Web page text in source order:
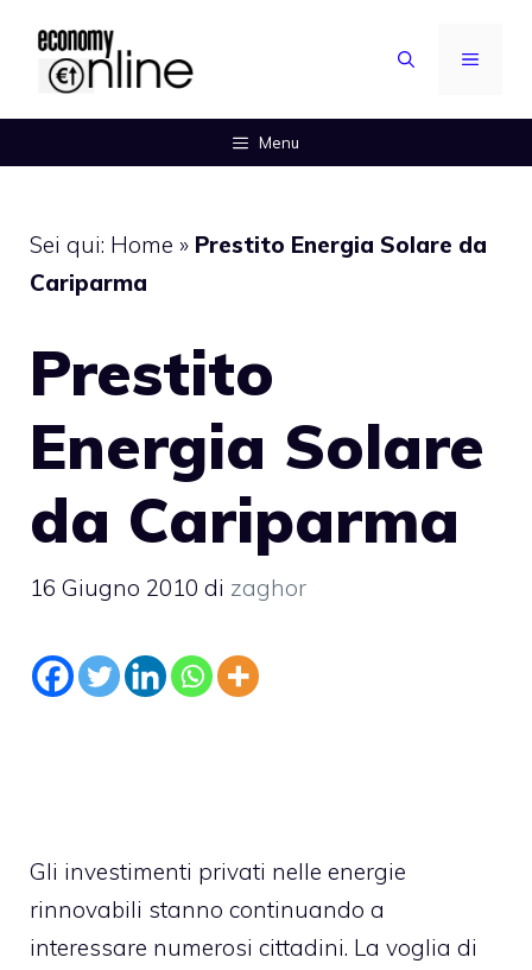
contenuto
MENU
Menu
Sei qui: Home » Prestito Energia Solare da
Cariparma
Prestito
Energia Solare
da Cariparma
16 Giugno 2010 di zaghor
Gli investimenti privati nelle energie
rinnovabili stanno continuando a
interessare numerosi cittadini. La voglia di